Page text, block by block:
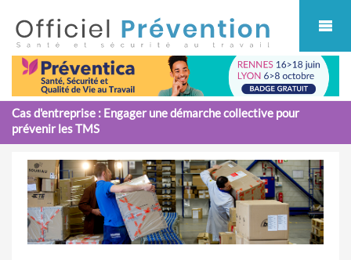
Cas d'entreprise : Engager une démarche collective pour
prévenir les TMS